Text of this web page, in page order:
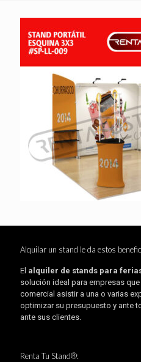
Alquilar un stand le da estos
El alquiler de stands para
solución ideal para empresas
comercial asistir a una o varias
optimizar su presupuesto y ante
ante sus clientes.
Renta Tu Stand®: